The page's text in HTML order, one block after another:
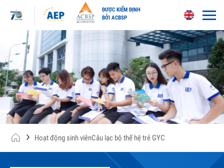
content
ĐƯỢC KIỂM ĐỊNH
BỞI ACBSP
Hoạt động sinh viênCâu lạc bộ thế hệ trẻ GYC